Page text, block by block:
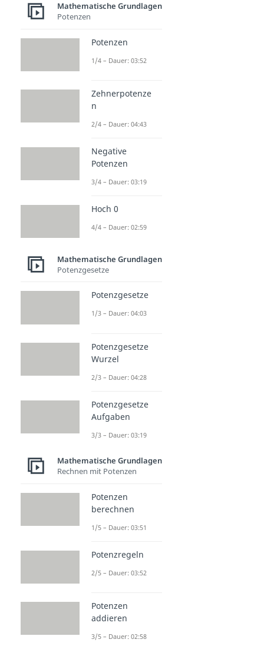
Mathematische Grundlagen
Potenzen
Potenzen
1/4 – Dauer: 03:52
Zehnerpotenze
n
2/4 – Dauer: 04:43
Negative
Potenzen
3/4 – Dauer: 03:19
Hoch 0
4/4 – Dauer: 02:59
Mathematische Grundlagen
Potenzgesetze
Potenzgesetze
1/3 – Dauer: 04:03
Potenzgesetze
Wurzel
2/3 – Dauer: 04:28
Potenzgesetze
Aufgaben
3/3 – Dauer: 03:19
Mathematische Grundlagen
Rechnen mit Potenzen
Potenzen
berechnen
1/5 – Dauer: 03:51
Potenzregeln
2/5 – Dauer: 03:52
Potenzen
addieren
3/5 – Dauer: 02:58